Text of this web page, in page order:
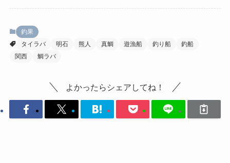
釣果
タイラバ
明石 熊人 真鯛 遊漁船 釣り船
釣船
関西
鯛ラバ
よかったらシェアしてね！